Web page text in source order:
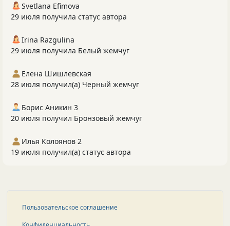
Svetlana Efimova
29 июля получила статус автора
Irina Razgulina
29 июля получила Белый жемчуг
Елена Шишлевская
28 июля получил(а) Черный жемчуг
Борис Аникин 3
20 июля получил Бронзовый жемчуг
Илья Колоянов 2
19 июля получил(а) статус автора
Пользовательское соглашение